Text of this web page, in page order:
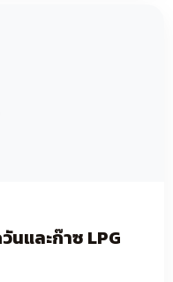
และก๊าซ LPG